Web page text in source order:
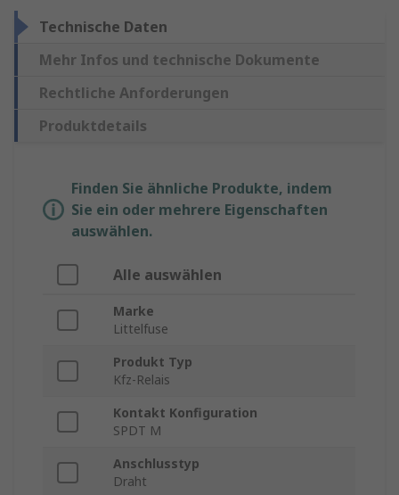
Technische Daten
Mehr Infos und technische Dokumente
Rechtliche Anforderungen
Produktdetails
Finden Sie ähnliche Produkte, indem
Sie ein oder mehrere Eigenschaften
auswählen.
Alle auswählen
Marke
Littelfuse
Produkt Typ
Kfz-Relais
Kontakt Konfiguration
SPDT M
Anschlusstyp
Draht